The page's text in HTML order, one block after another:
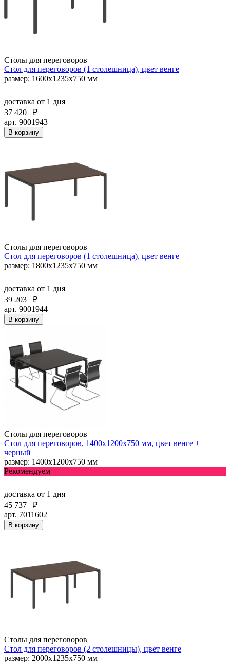
Столы для переговоров
Стол для переговоров (1 столешница), цвет венге
размер: 1600х1235х750 мм
доставка от 1 дня
37 420
₽
арт. 9001943
В корзину
Столы для переговоров
Стол для переговоров (1 столешница), цвет венге
размер: 1800х1235х750 мм
доставка от 1 дня
39 203
₽
арт. 9001944
В корзину
Столы для переговоров
Стол для переговоров, 1400х1200х750 мм, цвет венге +
черный
размер: 1400х1200х750 мм
Рекомендуем
доставка от 1 дня
45 737
₽
арт. 7011602
В корзину
Столы для переговоров
Стол для переговоров (2 столешницы), цвет венге
размер: 2000х1235х750 мм